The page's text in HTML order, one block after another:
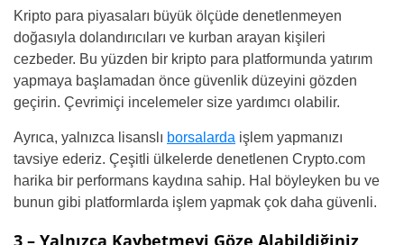
Kripto para piyasaları büyük ölçüde denetlenmeyen
doğasıyla dolandırıcıları ve kurban arayan kişileri
cezbeder. Bu yüzden bir kripto para platformunda yatırım
yapmaya başlamadan önce güvenlik düzeyini gözden
geçirin. Çevrimiçi incelemeler size yardımcı olabilir.
Ayrıca, yalnızca lisanslı borsalarda işlem yapmanızı
tavsiye ederiz. Çeşitli ülkelerde denetlenen Crypto.com
harika bir performans kaydına sahip. Hal böyleyken bu ve
bunun gibi platformlarda işlem yapmak çok daha güvenli.
3 – Yalnızca Kaybetmeyi Göze Alabildiğiniz